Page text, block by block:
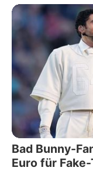
Bad Bunny-
Euro für